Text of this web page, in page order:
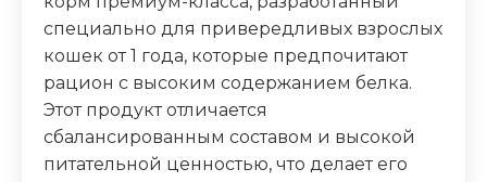
Дополнительные ингредиенты
масло огуречника аптечного, дрожжи
Пищевая ценность
специально для привередливых взрослых
кошек от 1 года, которые предпочитают
рацион с высоким содержанием белка.
Этот продукт отличается
сбалансированным составом и высокой
питательной ценностью, что делает его